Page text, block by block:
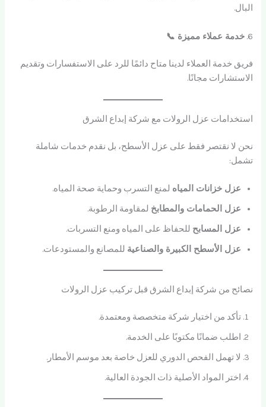
البال.
6. خدمة عملاء مميزة 📞
فريق خدمة العملاء لدينا متاح دائمًا للرد على الاستفسارات وتقديم
الاستشارات مجانًا.
استخدامات عزل الرولات مع شركة إبداع الشرق
نحن لا نقتصر فقط على عزل الأسطح، بل نقدم خدمات شاملة
تشمل:
عزل خزانات المياه لمنع التسرب وحماية صحة المياه.
عزل الحمامات والمطابخ لمقاومة الرطوبة.
عزل المسابح للحفاظ على المياه ومنع التسربات.
عزل الأسطح الكبيرة والصناعية للمصانع والمستودعات.
نصائح من شركة إبداع الشرق قبل تركيب عزل الرولات
تأكد من اختيار شركة متخصصة ومعتمدة.
اطلب ضمانًا مكتوبًا على الخدمة.
لا تهمل الفحص الدوري للعزل خاصة بعد موسم الأمطار.
اختر المواد الأصلية ذات الجودة العالية.